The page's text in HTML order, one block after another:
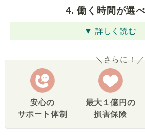
4. 働く時間が選
▼ 詳しく読む
＼さらに！／
安心の
サポート体制
最大１億円の
損害保険